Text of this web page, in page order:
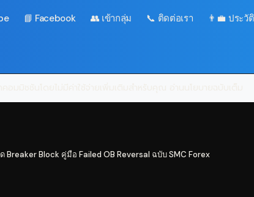
📘 Facebook 👥 เข้ากลุ่ม 📞 ติดต่อเรา 👨‍💼 ประวั
Breaker Block คู่มือ Failed OB Reversal ฉบับ SMC Forex